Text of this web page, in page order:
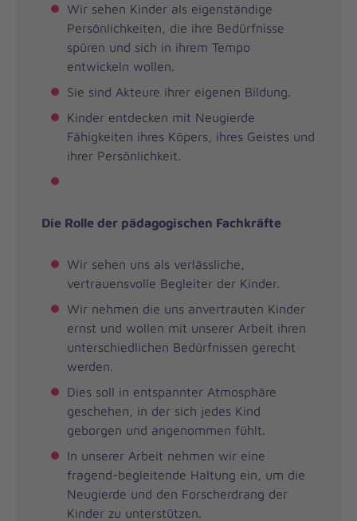
Wir sehen Kinder als eigenständige
Persönlichkeiten, die ihre Bedürfnisse
spüren und sich in ihrem Tempo
entwickeln wollen.
Sie sind Akteure ihrer eigenen Bildung.
Kinder entdecken mit Neugierde
Fähigkeiten ihres Köpers, ihres Geistes und
ihrer Persönlichkeit.
Die Rolle der pädagogischen Fachkräfte
Wir sehen uns als verlässliche,
vertrauensvolle Begleiter der Kinder.
Wir nehmen die uns anvertrauten Kinder
ernst und wollen mit unserer Arbeit ihren
unterschiedlichen Bedürfnissen gerecht
werden.
Dies soll in entspannter Atmosphäre
geschehen, in der sich jedes Kind
geborgen und angenommen fühlt.
In unserer Arbeit nehmen wir eine
fragend-begleitende Haltung ein, um die
Neugierde und den Forscherdrang der
Kinder zu unterstützen.